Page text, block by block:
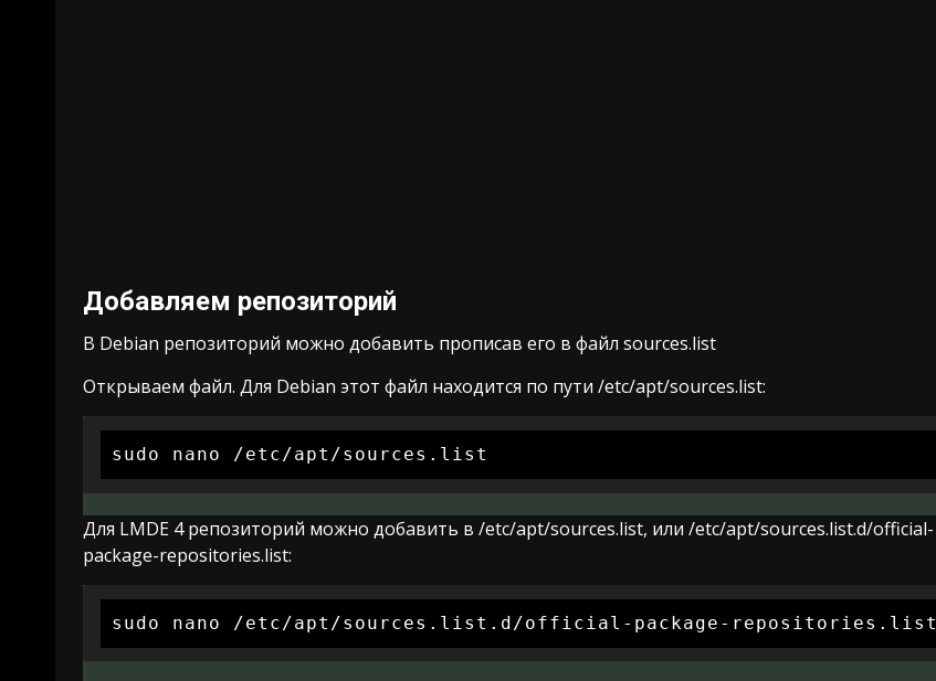
Добавляем репозиторий
В Debian репозиторий можно добавить прописав его в файл sources.list
Открываем файл. Для Debian этот файл находится по пути /etc/apt/sources.list:
sudo nano /etc/apt/sources.list
Для LMDE 4 репозиторий можно добавить в /etc/apt/sources.list, или /etc/apt/sources.list.d/official-
package-repositories.list:
sudo nano /etc/apt/sources.list.d/official-package-repositories.list